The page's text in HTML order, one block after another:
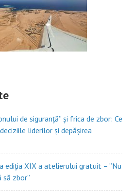
de siguranță” și frica de zbor: Ce
liderilor și depășirea
ediția XIX a atelierului gratuit – ”Nu
zbor”